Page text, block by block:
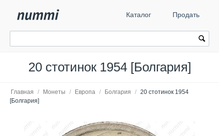
Каталог Продать
20 стотинок 1954 [Болгария]
Главная / Монеты / Европа / Болгария / 20 стотинок 1954
[Болгария]